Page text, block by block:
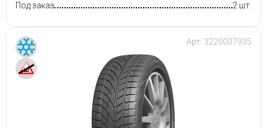
Под заказ 2 шт.
Арт: 3220007935